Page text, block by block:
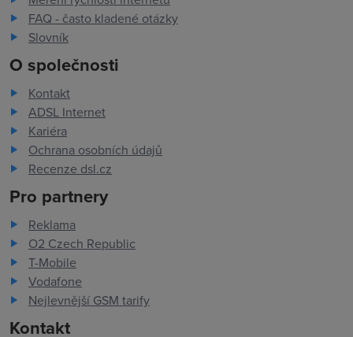
FAQ - často kladené otázky
Slovník
O společnosti
Kontakt
ADSL Internet
Kariéra
Ochrana osobních údajů
Recenze dsl.cz
Pro partnery
Reklama
O2 Czech Republic
T-Mobile
Vodafone
Nejlevnější GSM tarify
Kontakt